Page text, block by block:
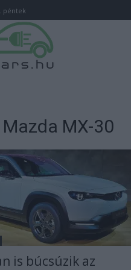
péntek
MX-30
is búcsúzik az